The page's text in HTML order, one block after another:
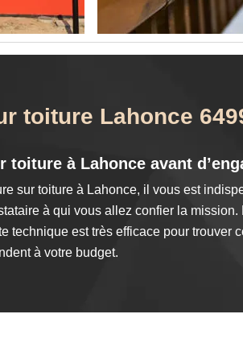
toiture Lahonce
à Lahonce avant
sur toiture à Lahonce, il vous est
à qui vous allez confier la
est très efficace pour trouver
à votre budget.